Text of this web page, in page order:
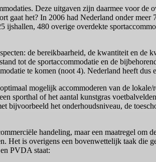
Deze uitgaven zijn daarmee voor de
gaat het? In 2006 had Nederland onder
480 overige overdekte
de bereikbaarheid, de kwantiteit en de
tot de sportaccommodatie en de
te komen (noot 4). Nederland heeft dus
mogelijk accommoderen van de
sporthal of het aantal kunstgras
bijvoorbeeld het onderhoudsniveau, de
handeling, maar een maatregel om
Het is overigens een bovenwettelijk taak die
PVDA staat: